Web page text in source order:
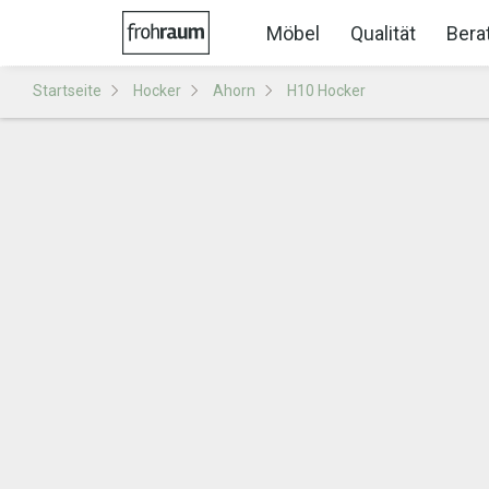
Möbel Qualität
Startseite Hocker Ahorn H10 Hocker